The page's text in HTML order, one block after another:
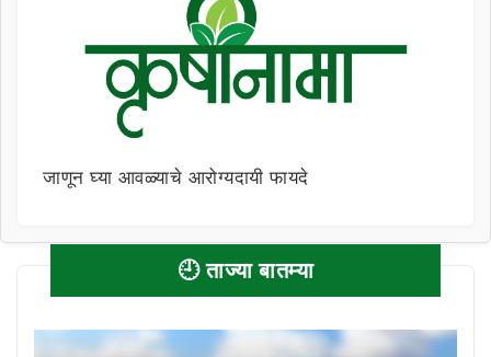
जाणून घ्या आवळ्याचे आरोग्यदायी फायदे
🕘 ताज्या बातम्या